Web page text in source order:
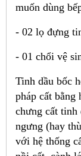
muốn dùng
- 02 lọ đựng
- 01 chổi vệ
Tinh dầu bốc
pháp cất
chưng cất tinh
ngưng (hay
với hệ thống